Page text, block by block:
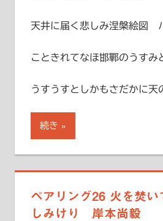
天井に届く悲しみ涅槃絵図
こときれてなほ邯鄲のうす
うすうすとしかもさだかに
続き
ペアリング26 火を焚い
しみけり 岸本尚毅